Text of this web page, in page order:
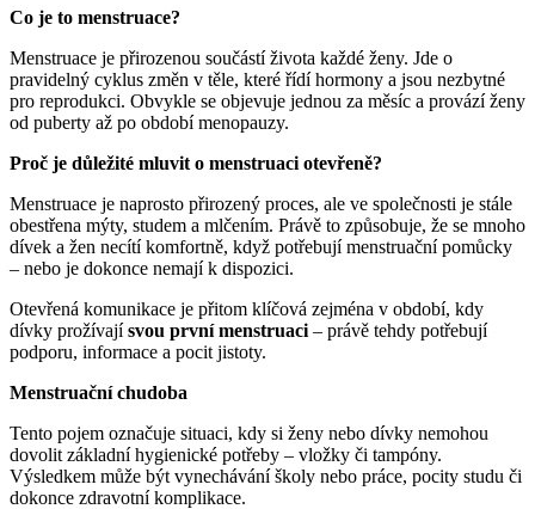
Co je to menstruace?
Menstruace je přirozenou součástí života každé ženy. Jde o
pravidelný cyklus změn v těle, které řídí hormony a jsou nezbytné
pro reprodukci. Obvykle se objevuje jednou za měsíc a provází ženy
od puberty až po období menopauzy.
Proč je důležité mluvit o menstruaci otevřeně?
Menstruace je naprosto přirozený proces, ale ve společnosti je stále
obestřena mýty, studem a mlčením. Právě to způsobuje, že se mnoho
dívek a žen necítí komfortně, když potřebují menstruační pomůcky
– nebo je dokonce nemají k dispozici.
Otevřená komunikace je přitom klíčová zejména v období, kdy
dívky prožívajísvou první menstruaci – právě tehdy potřebují
podporu, informace a pocit jistoty.
Menstruační chudoba
Tento pojem označuje situaci, kdy si ženy nebo dívky nemohou
dovolit základní hygienické potřeby – vložky či tampóny.
Výsledkem může být vynechávání školy nebo práce, pocity studu či
dokonce zdravotní komplikace.